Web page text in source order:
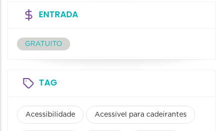
ENTRADA
GRATUITO
TAG
Acessibilidade Acessível para cadeirantes